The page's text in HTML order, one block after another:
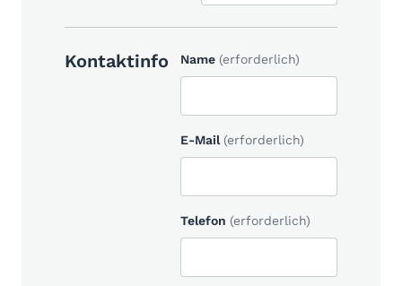
Kontaktinfo Name (erforderlich)
E-Mail (erforderlich)
Telefon (erforderlich)